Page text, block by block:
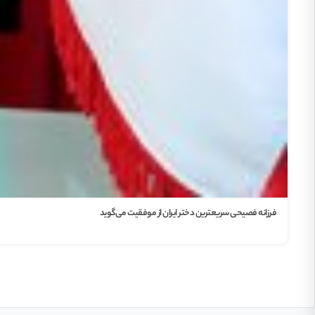
آماده ای کسب کار خودتو شروع کنی؟